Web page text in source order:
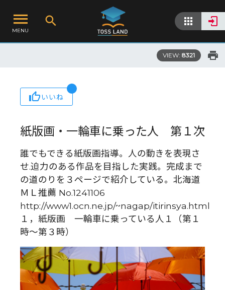
MENU
VIEW: 8321
いいね
紙版画・一輪車に乗った人 第１次
誰でもできる紙版画指導。人の動きを表現さ
せ.迫力のある作品を目指した実践。完成まで
の道のりを３ページで紹介している。北海道
ＭＬ推薦 No.1241106
http://www1.ocn.ne.jp/~nagap/itirinsya.html
１，紙版画 一輪車に乗っている人１（第１
時～第３時）